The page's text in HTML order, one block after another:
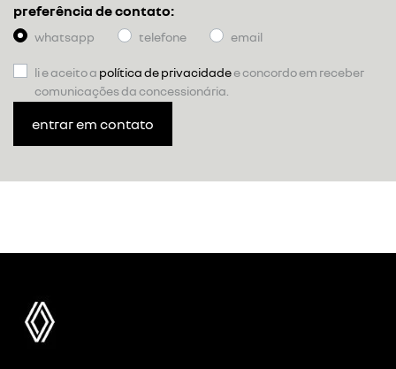
preferência de contato:
whatsapp telefone email
li e aceito a política de privacidadee concordo em receber
comunicações da concessionária.
entrar em contato